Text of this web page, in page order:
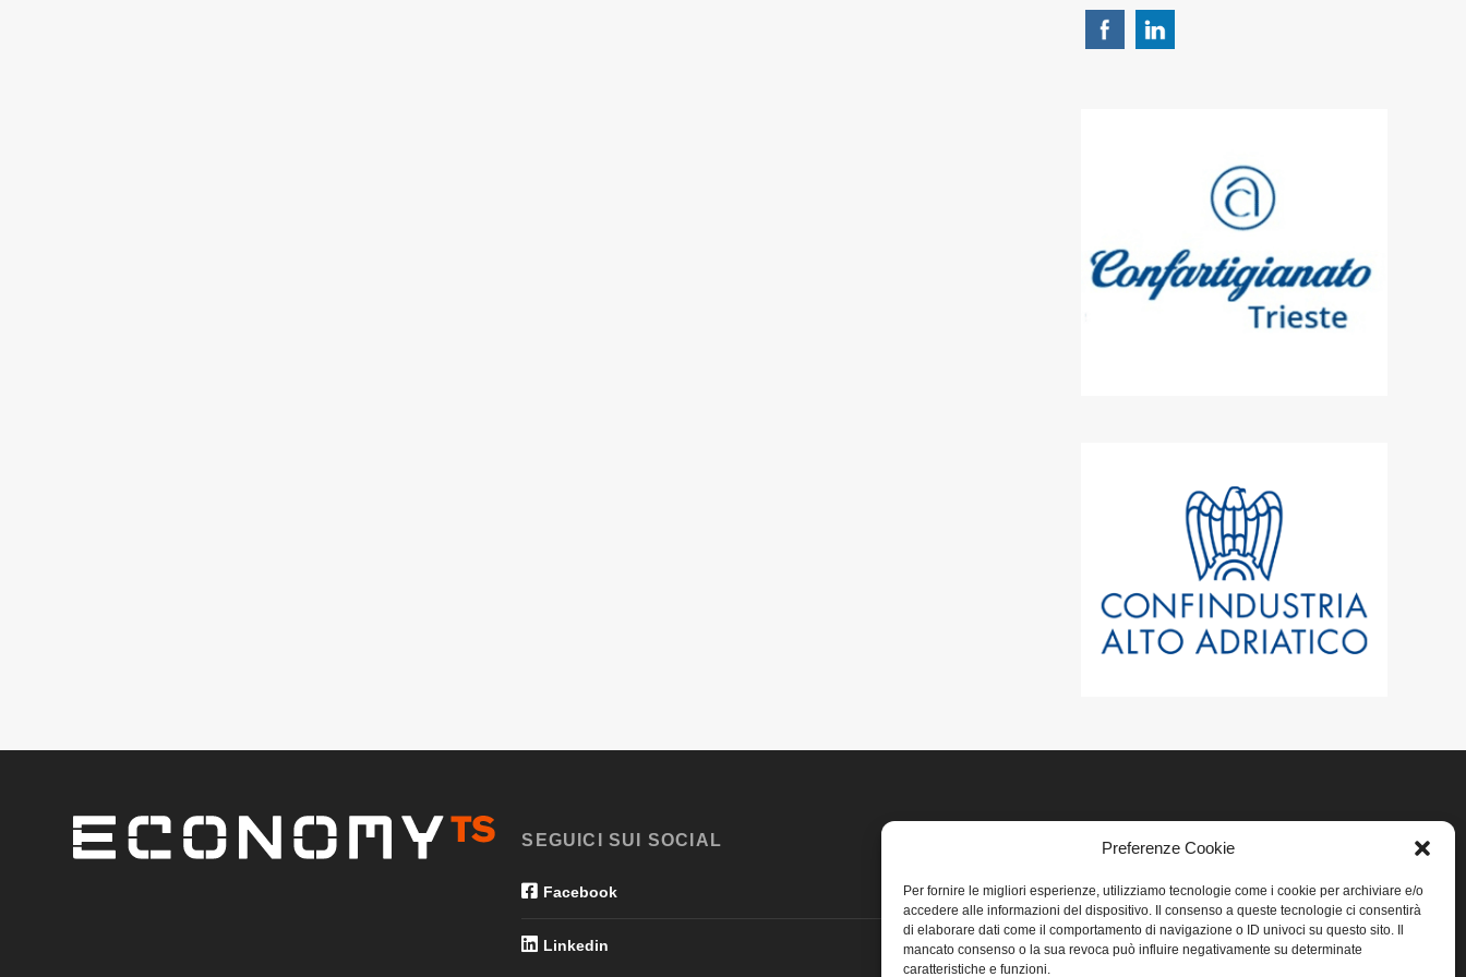
Preferenze Cookie
Per fornire le migliori esperienze, utilizziamo tecnologie come i cookie per archiviare e/o
accedere alle informazioni del dispositivo. Il consenso a queste tecnologie ci consentirà
di elaborare dati come il comportamento di navigazione o ID univoci su questo sito. Il
mancato consenso o la sua revoca può influire negativamente su determinate
caratteristiche e funzioni.
SEGUICI SUI SOCIAL
Facebook
Linkedin
Home
Privacy